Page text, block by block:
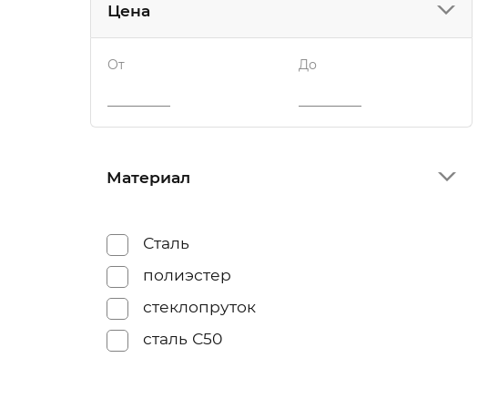
Цена
От До
Материал
Сталь
полиэстер
стеклопруток
сталь С50